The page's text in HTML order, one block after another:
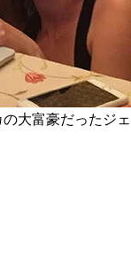
大富豪だったジェ